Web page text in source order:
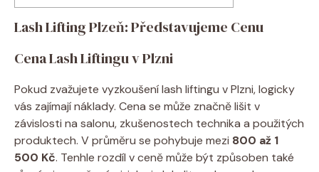
Lash Lifting Plzeň: Představujeme Cenu
Cena Lash Liftingu v Plzni
Pokud zvažujete vyzkoušení lash liftingu v Plzni, logicky
vás zajímají náklady. Cena se může značně lišit v
závislosti na salonu, zkušenostech technika a použitých
produktech. V průměru se pohybuje mezi 800 až 1
500 Kč. Tenhle rozdíl v ceně může být způsoben také